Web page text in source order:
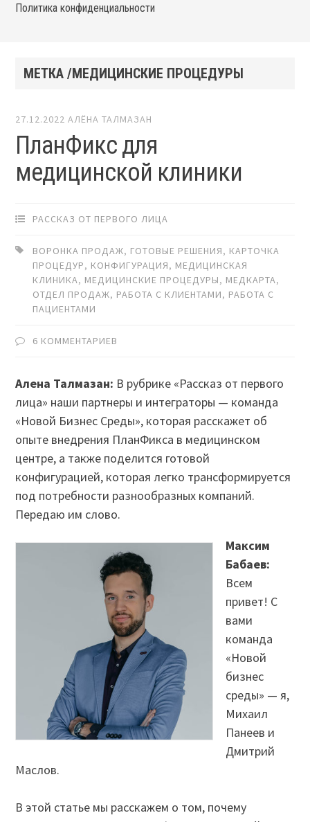
Политика конфиденциальности
МЕТКА /МЕДИЦИНСКИЕ ПРОЦЕДУРЫ
27.12.2022 АЛЁНА ТАЛМАЗАН
ПланФикс для
медицинской клиники
РАССКАЗ ОТ ПЕРВОГО ЛИЦА
ВОРОНКА ПРОДАЖ, ГОТОВЫЕ РЕШЕНИЯ, КАРТОЧКА
ПРОЦЕДУР, КОНФИГУРАЦИЯ, МЕДИЦИНСКАЯ
КЛИНИКА, МЕДИЦИНСКИЕ ПРОЦЕДУРЫ, МЕДКАРТА,
ОТДЕЛ ПРОДАЖ, РАБОТА С КЛИЕНТАМИ, РАБОТА С
ПАЦИЕНТАМИ
6 КОММЕНТАРИЕВ
Алена Талмазан: В рубрике «Рассказ от первого
лица» наши партнеры и интеграторы — команда
«Новой Бизнес Среды», которая расскажет об
опыте внедрения ПланФикса в медицинском
центре, а также поделится готовой
конфигурацией, которая легко трансформируется
под потребности разнообразных компаний.
Передаю им слово.
Максим
Бабаев:
Всем
привет! С
вами
команда
«Новой
бизнес
среды» — я,
Михаил
Панеев и
Дмитрий
Маслов.
В этой статье мы расскажем о том, почему